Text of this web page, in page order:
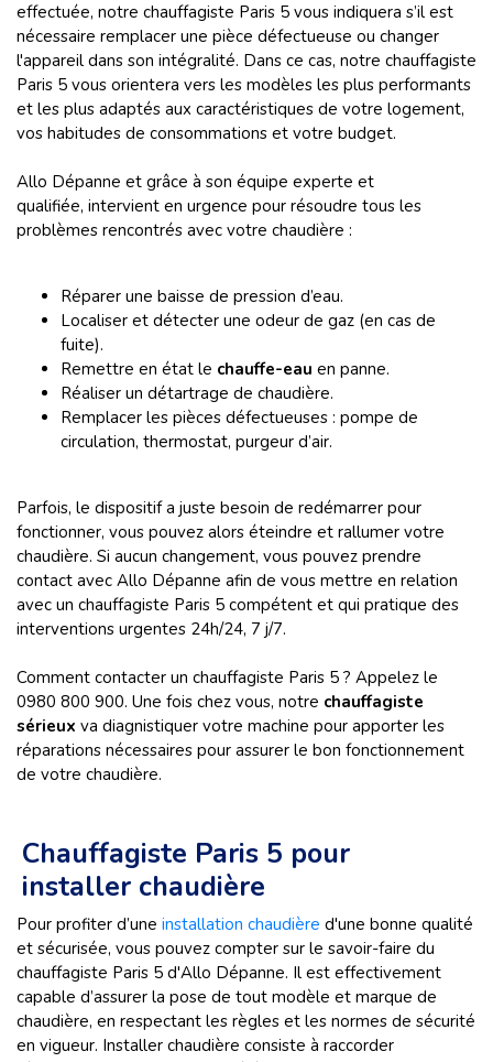
effectuée, notre chauffagiste Paris 5 vous indiquera s’il est
nécessaire remplacer une pièce défectueuse ou changer
l'appareil dans son intégralité. Dans ce cas, notre chauffagiste
Paris 5 vous orientera vers les modèles les plus performants
et les plus adaptés aux caractéristiques de votre logement,
vos habitudes de consommations et votre budget.
Allo Dépanne et grâce à son équipe experte et
qualifiée, intervient en urgence pour résoudre tous les
problèmes rencontrés avec votre chaudière :
Réparer une baisse de pression d’eau.
Localiser et détecter une odeur de gaz (en cas de
fuite).
Remettre en état le chauffe-eau en panne.
Réaliser un détartrage de chaudière.
Remplacer les pièces défectueuses : pompe de
circulation, thermostat, purgeur d’air.
Parfois, le dispositif a juste besoin de redémarrer pour
fonctionner, vous pouvez alors éteindre et rallumer votre
chaudière. Si aucun changement, vous pouvez prendre
contact avec Allo Dépanne afin de vous mettre en relation
avec un chauffagiste Paris 5 compétent et qui pratique des
interventions urgentes 24h/24, 7 j/7.
Comment contacter un chauffagiste Paris 5 ? Appelez le
0980 800 900. Une fois chez vous, notre chauffagiste
sérieux va diagnistiquer votre machine pour apporter les
réparations nécessaires pour assurer le bon fonctionnement
de votre chaudière.
Chauffagiste Paris 5 pour
installer chaudière
Pour profiter d’une installation chaudière d'une bonne qualité
et sécurisée, vous pouvez compter sur le savoir-faire du
chauffagiste Paris 5 d'Allo Dépanne. Il est effectivement
capable d’assurer la pose de tout modèle et marque de
chaudière, en respectant les règles et les normes de sécurité
en vigueur. Installer chaudière consiste à raccorder